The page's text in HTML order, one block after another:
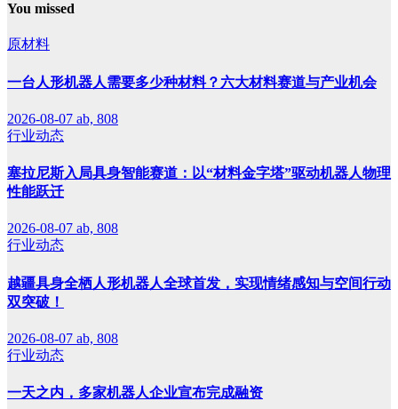
You missed
原材料
一台人形机器人需要多少种材料？六大材料赛道与产业机会
2026-08-07 ab, 808
行业动态
塞拉尼斯入局具身智能赛道：以“材料金字塔”驱动机器人物理
性能跃迁
2026-08-07 ab, 808
行业动态
越疆具身全栖人形机器人全球首发，实现情绪感知与空间行动
双突破！
2026-08-07 ab, 808
行业动态
一天之内，多家机器人企业宣布完成融资